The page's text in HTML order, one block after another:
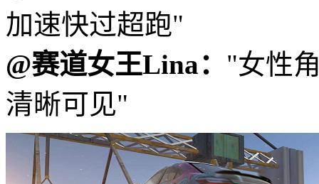
加速快过超跑"
@赛道女王Lina： "女性
清晰可见"